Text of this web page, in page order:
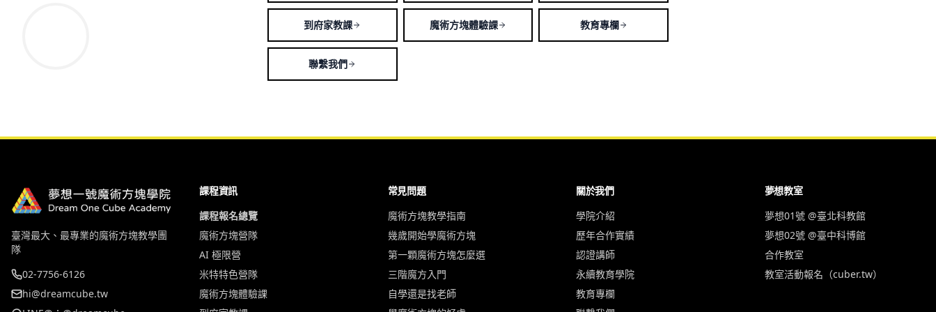
到府家教課 魔術方塊體驗課 教育專欄
聯繫我們
臺灣最大、最專業的魔術方塊教學團
隊
02-7756-6126
hi@dreamcube.tw
課程資訊
課程報名總覽
魔術方塊營隊
AI 極限營
米特特色營隊
魔術方塊體驗課
常見問題
魔術方塊教學指南
幾歲開始學魔術方塊
第一顆魔術方塊怎麼選
三階魔方入門
自學還是找老師
關於我們
學院介紹
歷年合作實績
認證講師
永續教育學院
教育專欄
夢想教室
夢想01號 @臺北科教館
夢想02號 @臺中科博館
合作教室
教室活動報名（cuber.tw）